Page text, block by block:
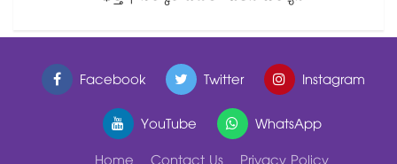
Facebook Twitter
Instagram
YouTube
WhatsApp